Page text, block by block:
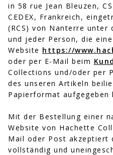
in 58 rue Jean Bleuzen,
CEDEX, Frankreich,
(RCS) von Nanterre unter
und jeder Person, die
Website https://
oder per E-Mail beim
Collections und/oder per
des unseren Artikeln
Papierformat aufgegeben
Mit der Bestellung einer
Website von Hachette
Mail oder Post akzeptiert
vollständig und